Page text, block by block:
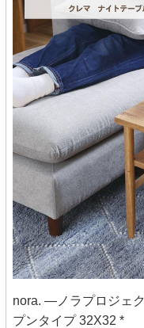
nora. ―ノラプロジェ
プンタイプ 32X32 *